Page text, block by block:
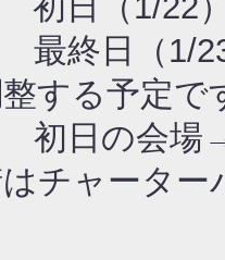
）は那
する予定で
→懇親会
チャータ